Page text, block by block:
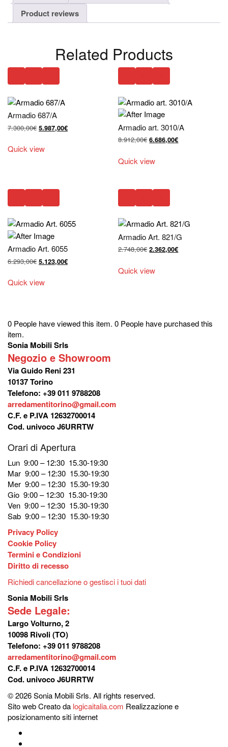
Product reviews
Related Products
Armadio 687/A
7.300,00€ Il
originale
era:
5.987,00€Il
Quick view
Armadio art. 3010/A
8.912,00€Il
era:
6.686,00€Il
Quick view
Armadio Art. 6055
6.293,00€ Il
originale
era:
5.123,00€Il
Quick view
Armadio Art. 821/G
2.748,00€Il
era:
2.362,00€Il
Quick view
0 People have viewed this item. 0 People have purchased this
item.
Sonia Mobili Srls
Negozio e Showroom
Via Guido Reni 231
10137 Torino
Telefono: +39 011 9788208
arredamentitorino@gmail.com
C.F. e P.IVA 12632700014
Cod. univoco J6URRTW
Orari di Apertura
Lun 9:00 – 12:30 15.30-19:30
Mar 9:00 – 12:30 15.30-19:30
Mer 9:00 – 12:30 15.30-19:30
Gio 9:00 – 12:30 15.30-19:30
Ven 9:00 – 12:30 15.30-19:30
Sab 9:00 – 12:30 15.30-19:30
Privacy Policy
Cookie Policy
Termini e Condizioni
Diritto di recesso
Richiedi cancellazione o gestisci i tuoi dati
Sonia Mobili Srls
Sede Legale:
Largo Volturno, 2
10098 Rivoli (TO)
Telefono: +39 011 9788208
arredamentitorino@gmail.com
C.F. e P.IVA 12632700014
Cod. univoco J6URRTW
© 2026 Sonia Mobili Srls. All rights reserved.
Sito web Creato da logicaitalia.com Realizzazione e
posizionamento siti internet